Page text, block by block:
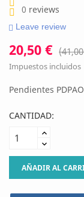
0 reviews
Leave review
20,50 €
Impuestos incluidos
Pendientes
CANTIDAD:
AÑADIR AL